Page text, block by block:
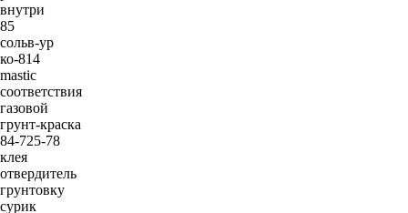
внутри
85
сольв-ур
ко-814
mastic
соответствия
газовой
грунт-краска
84-725-78
клея
отвердитель
грунтовку
сурик